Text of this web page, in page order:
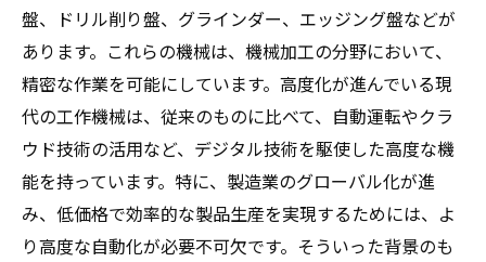
盤、ドリル削り盤、グラインダー、エッジング盤などが
あります。これらの機械は、機械加工の分野において、
精密な作業を可能にしています。高度化が進んでいる現
代の工作機械は、従来のものに比べて、自動運転やクラ
ウド技術の活用など、デジタル技術を駆使した高度な機
能を持っています。特に、製造業のグローバル化が進
み、低価格で効率的な製品生産を実現するためには、よ
り高度な自動化が必要不可欠です。そういった背景のも